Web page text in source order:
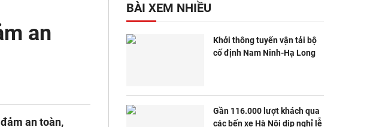
an
an toàn,
BÀI XEM NHIỀU
Khởi thông tuyến vận tải bộ
cố định Nam Ninh-Hạ Long
Gần 116.000 lượt khách qua
các bến xe Hà Nội dịp nghỉ lễ